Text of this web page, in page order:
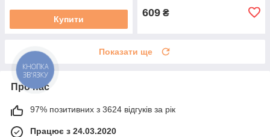
Купити
609 ₴
Показати ще
Про нас
97% позитивних з 3624 відгуків за рік
Працює з 24.03.2020
КНОПКА
ЗВ'ЯЗКУ